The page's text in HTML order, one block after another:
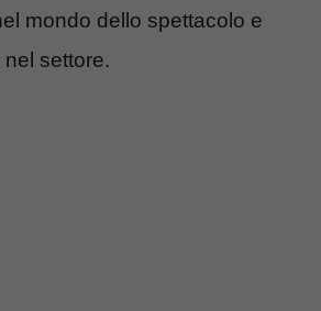
mondo dello spettacolo e
settore.